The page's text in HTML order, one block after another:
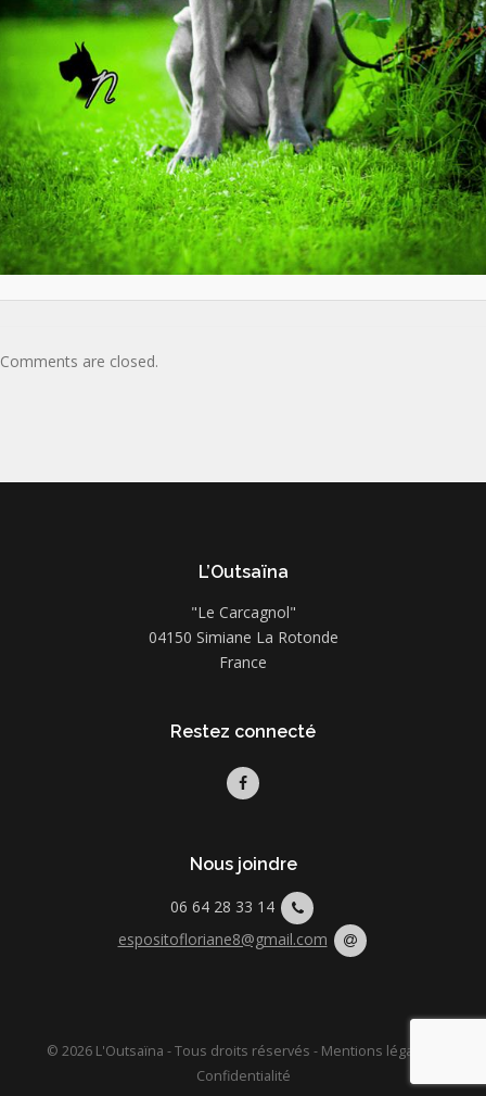
Comments are closed.
L’Outsaïna
"Le Carcagnol"
04150 Simiane La Rotonde
France
Restez connecté
Nous joindre
06 64 28 33 14
espositofloriane8@gmail.com
© 2026 L'Outsaïna - Tous droits réservés - Mentions légales
Confidentialité